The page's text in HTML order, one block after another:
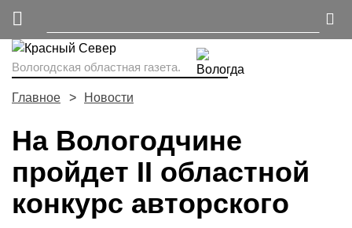
Вологодская областная газета.
Главное Новости
На Вологодчине
пройдет II областной
конкурс авторского